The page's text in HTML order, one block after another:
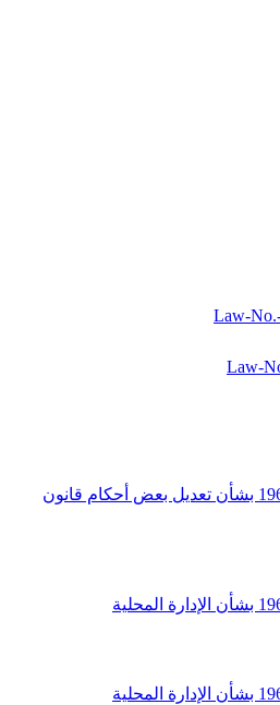
قانون رقم (2) لسنة 1966 بشأن تعديل بعض أحكام قانون